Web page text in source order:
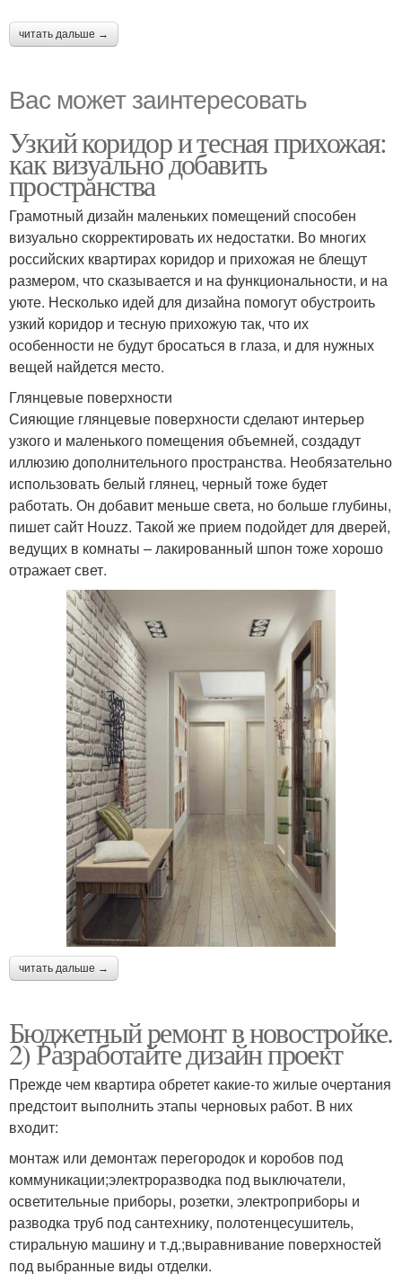
читать дальше →
Вас может заинтересовать
Узкий коридор и тесная прихожая:
как визуально добавить
пространства
Грамотный дизайн маленьких помещений способен
визуально скорректировать их недостатки. Во многих
российских квартирах коридор и прихожая не блещут
размером, что сказывается и на функциональности, и на
уюте. Несколько идей для дизайна помогут обустроить
узкий коридор и тесную прихожую так, что их
особенности не будут бросаться в глаза, и для нужных
вещей найдется место.
Глянцевые поверхности
Сияющие глянцевые поверхности сделают интерьер
узкого и маленького помещения объемней, создадут
иллюзию дополнительного пространства. Необязательно
использовать белый глянец, черный тоже будет
работать. Он добавит меньше света, но больше глубины,
пишет сайт Houzz. Такой же прием подойдет для дверей,
ведущих в комнаты – лакированный шпон тоже хорошо
отражает свет.
читать дальше →
Бюджетный ремонт в новостройке.
2) Разработайте дизайн проект
Прежде чем квартира обретет какие-то жилые очертания
предстоит выполнить этапы черновых работ. В них
входит:
монтаж или демонтаж перегородок и коробов под
коммуникации;электроразводка под выключатели,
осветительные приборы, розетки, электроприборы и
разводка труб под сантехнику, полотенцесушитель,
стиральную машину и т.д.;выравнивание поверхностей
под выбранные виды отделки.